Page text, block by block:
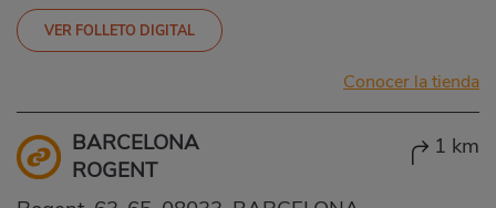
VER FOLLETO DIGITAL
Conocer la tienda
BARCELONA
ROGENT
1 km